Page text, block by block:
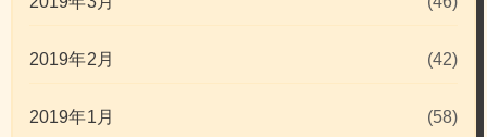
2019年2月 (42)
2019年1月 (58)